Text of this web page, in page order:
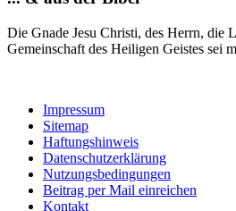
Die Gnade Jesu Christi, des Herrn, die
Gemeinschaft des Heiligen Geistes sei
Impressum
Sitemap
Haftungshinweis
Datenschutzerklärung
Nutzungsbedingungen
Beitrag per Mail einreichen
Kontakt